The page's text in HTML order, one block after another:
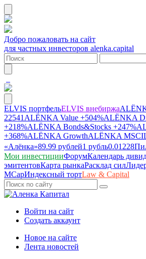
Добро пожаловать на сайт
для частных инвесторов alenka.capital
ELVIS портфельELVIS внебиржа
22541 ALЁNKA Value +504%ALЁNKA
+218%ALЁNKA Bonds&Stocks +247%
+368%ALЁNKA GrowthALЁNKA MSCI
«Алёнка»89.99 рублей1 рубль0.01228
Мои инвестицииФорумКалендарь
эмитентовКарта рынкаРасклад сил
MCapИндексный тортLaw & Capital
Войти на сайт
Создать аккаунт
Новое на сайте
Лента новостей